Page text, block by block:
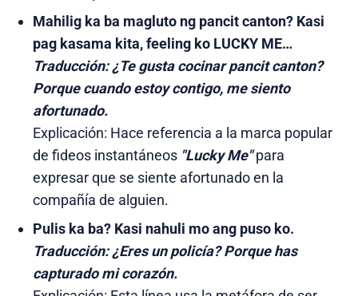
Mahilig ka ba magluto ng pancit canton? Kasi
pag kasama kita, feeling ko LUCKY ME…
Traducción:¿Te gusta cocinar pancit canton?
Porque cuando estoy contigo, me siento
afortunado.
Explicación: Hace referencia a la marca popular
de fideos instantáneos"Lucky Me"para
expresar que se siente afortunado en la
compañía de alguien.
Pulis ka ba? Kasi nahuli mo ang puso ko.
Traducción:¿Eres un policía? Porque has
capturado mi corazón.